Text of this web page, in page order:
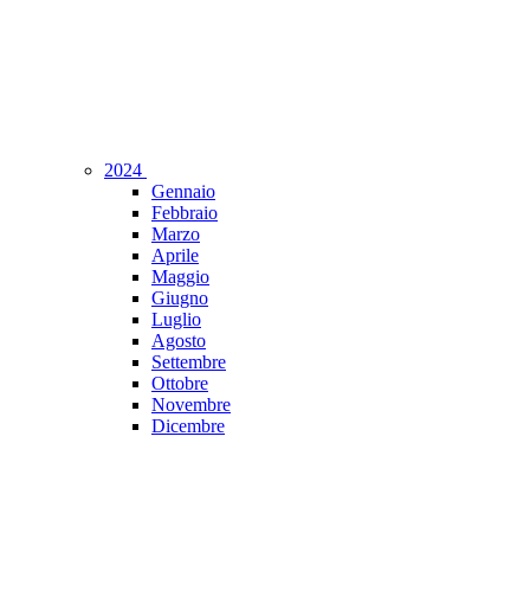
2024
Gennaio
Febbraio
Marzo
Aprile
Maggio
Giugno
Luglio
Agosto
Settembre
Ottobre
Novembre
Dicembre